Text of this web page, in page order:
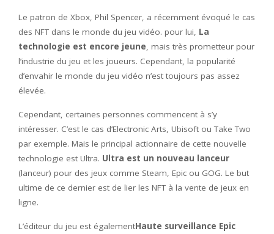
Le patron de Xbox, Phil Spencer, a récemment évoqué le cas
des NFT dans le monde du jeu vidéo. pour lui, La
technologie est encore jeune, mais très prometteur pour
l’industrie du jeu et les joueurs. Cependant, la popularité
d’envahir le monde du jeu vidéo n’est toujours pas assez
élevée.
Cependant, certaines personnes commencent à s’y
intéresser. C’est le cas d’Electronic Arts, Ubisoft ou Take Two
par exemple. Mais le principal actionnaire de cette nouvelle
technologie est Ultra. Ultra est un nouveau lanceur
(lanceur) pour des jeux comme Steam, Epic ou GOG. Le but
ultime de ce dernier est de lier les NFT à la vente de jeux en
ligne.
L’éditeur du jeu est égalementHaute surveillance Epic